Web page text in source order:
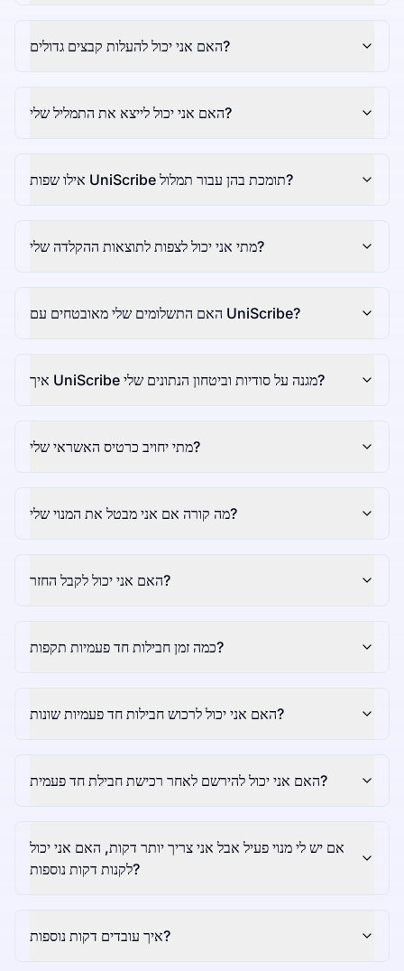
האם אני יכול להעלות קבצים גדולים?
האם אני יכול לייצא את התמליל שלי?
אילו שפות UniScribe תומכת בהן עבור תמלול?
מתי אני יכול לצפות לתוצאות ההקלדה שלי?
האם התשלומים שלי מאובטחים עם UniScribe?
איך UniScribe מגנה על סודיות וביטחון הנתונים שלי?
מתי יחויב כרטיס האשראי שלי?
מה קורה אם אני מבטל את המנוי שלי?
האם אני יכול לקבל החזר?
כמה זמן חבילות חד פעמיות תקפות?
האם אני יכול לרכוש חבילות חד פעמיות שונות?
האם אני יכול להירשם לאחר רכישת חבילת חד פעמית?
אם יש לי מנוי פעיל אבל אני צריך יותר דקות, האם אני יכול
לקנות דקות נוספות?
איך עובדים דקות נוספות?